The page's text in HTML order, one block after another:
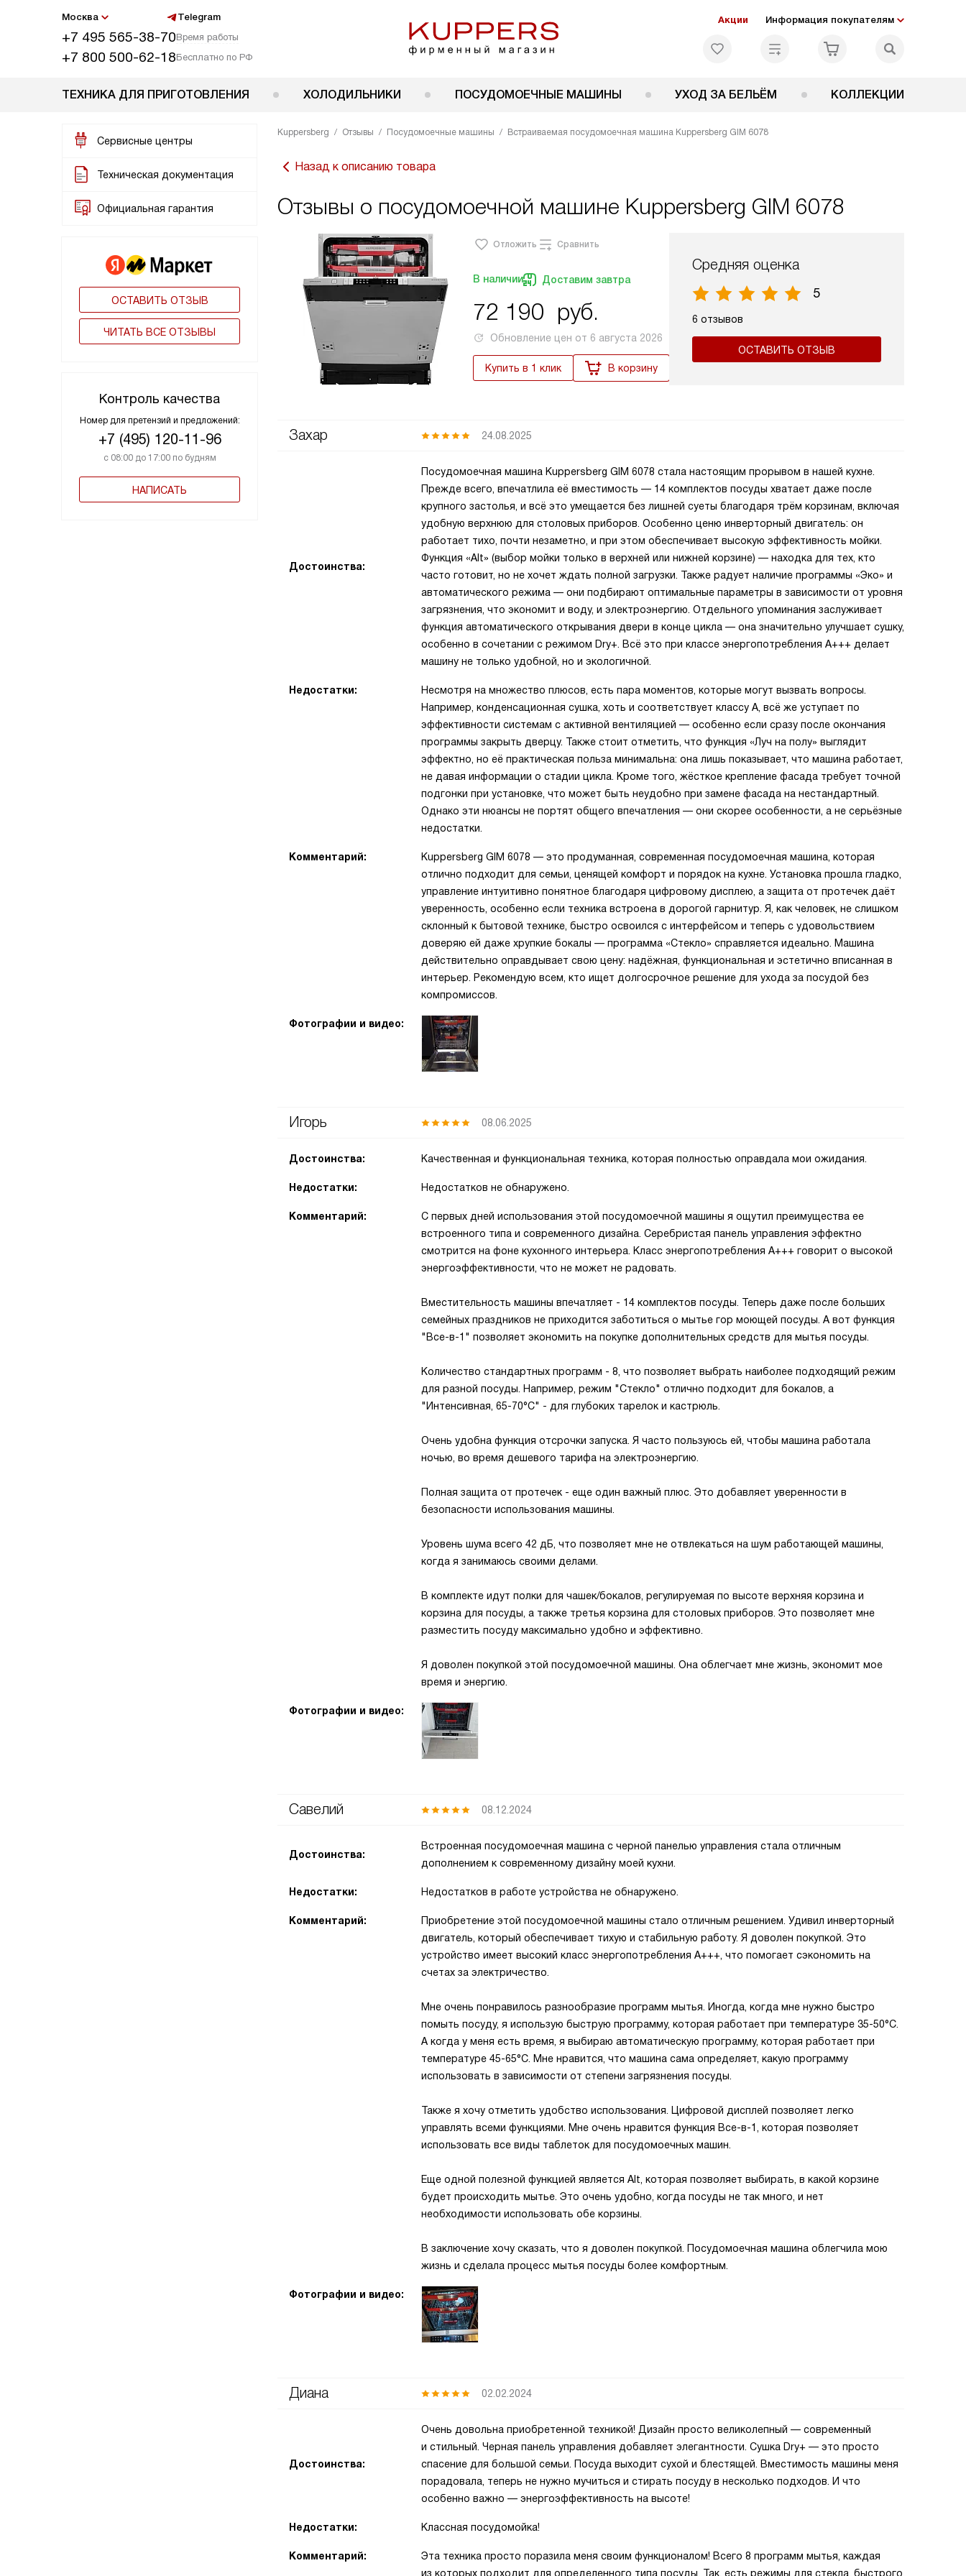
Москва Telegram
+7 495 565-38-70Время работы
+7 800 500-62-18Бесплатно по РФ
Акции Информация покупателям
ТЕХНИКА ДЛЯ ПРИГОТОВЛЕНИЯ ХОЛОДИЛЬНИКИ ПОСУДОМОЕЧНЫЕ МАШИНЫ УХОД ЗА БЕЛЬЁМ КОЛЛЕКЦИИ
Сервисные центры
Техническая документация
Официальная гарантия
ОСТАВИТЬ ОТЗЫВ
ЧИТАТЬ ВСЕ ОТЗЫВЫ
Контроль качества
Номер для претензий и предложений:
+7 (495) 120-11-96
с 08:00 до 17:00 по будням
НАПИСАТЬ
Kuppersberg Отзывы Посудомоечные машины Встраиваемая посудомоечная машина Kuppersberg GIM 6078
Назад к описанию товара
Отзывы о посудомоечной машине Kuppersberg GIM 6078
Отложить Сравнить
В наличии Доставим завтра
72 190 руб.
Обновление цен от 6 августа 2026
Купить в 1 клик В корзину
Средняя оценка
5
6 отзывов
ОСТАВИТЬ ОТЗЫВ
Захар 24.08.2025
Достоинства:
Посудомоечная машина Kuppersberg GIM 6078 стала настоящим прорывом в нашей кухне.
Прежде всего, впечатлила её вместимость — 14 комплектов посуды хватает даже после
крупного застолья, и всё это умещается без лишней суеты благодаря трём корзинам, включая
удобную верхнюю для столовых приборов. Особенно ценю инверторный двигатель: он
работает тихо, почти незаметно, и при этом обеспечивает высокую эффективность мойки.
Функция «Alt» (выбор мойки только в верхней или нижней корзине) — находка для тех, кто
часто готовит, но не хочет ждать полной загрузки. Также радует наличие программы «Эко» и
автоматического режима — они подбирают оптимальные параметры в зависимости от уровня
загрязнения, что экономит и воду, и электроэнергию. Отдельного упоминания заслуживает
функция автоматического открывания двери в конце цикла — она значительно улучшает сушку,
особенно в сочетании с режимом Dry+. Всё это при классе энергопотребления A+++ делает
машину не только удобной, но и экологичной.
Недостатки:
Несмотря на множество плюсов, есть пара моментов, которые могут вызвать вопросы.
Например, конденсационная сушка, хоть и соответствует классу A, всё же уступает по
эффективности системам с активной вентиляцией — особенно если сразу после окончания
программы закрыть дверцу. Также стоит отметить, что функция «Луч на полу» выглядит
эффектно, но её практическая польза минимальна: она лишь показывает, что машина работает,
не давая информации о стадии цикла. Кроме того, жёсткое крепление фасада требует точной
подгонки при установке, что может быть неудобно при замене фасада на нестандартный.
Однако эти нюансы не портят общего впечатления — они скорее особенности, а не серьёзные
недостатки.
Комментарий:
Kuppersberg GIM 6078 — это продуманная, современная посудомоечная машина, которая
отлично подходит для семьи, ценящей комфорт и порядок на кухне. Установка прошла гладко,
управление интуитивно понятное благодаря цифровому дисплею, а защита от протечек даёт
уверенность, особенно если техника встроена в дорогой гарнитур. Я, как человек, не слишком
склонный к бытовой технике, быстро освоился с интерфейсом и теперь с удовольствием
доверяю ей даже хрупкие бокалы — программа «Стекло» справляется идеально. Машина
действительно оправдывает свою цену: надёжная, функциональная и эстетично вписанная в
интерьер. Рекомендую всем, кто ищет долгосрочное решение для ухода за посудой без
компромиссов.
Фотографии и видео:
Игорь 08.06.2025
Достоинства: Качественная и функциональная техника, которая полностью оправдала мои ожидания.
Недостатки: Недостатков не обнаружено.
Комментарий:
С первых дней использования этой посудомоечной машины я ощутил преимущества ее
встроенного типа и современного дизайна. Серебристая панель управления эффектно
смотрится на фоне кухонного интерьера. Класс энергопотребления A+++ говорит о высокой
энергоэффективности, что не может не радовать.
Вместительность машины впечатляет - 14 комплектов посуды. Теперь даже после больших
семейных праздников не приходится заботиться о мытье гор моющей посуды. А вот функция
"Все-в-1" позволяет экономить на покупке дополнительных средств для мытья посуды.
Количество стандартных программ - 8, что позволяет выбрать наиболее подходящий режим
для разной посуды. Например, режим "Стекло" отлично подходит для бокалов, а
"Интенсивная, 65-70°С" - для глубоких тарелок и кастрюль.
Очень удобна функция отсрочки запуска. Я часто пользуюсь ей, чтобы машина работала
ночью, во время дешевого тарифа на электроэнергию.
Полная защита от протечек - еще один важный плюс. Это добавляет уверенности в
безопасности использования машины.
Уровень шума всего 42 дБ, что позволяет мне не отвлекаться на шум работающей машины,
когда я занимаюсь своими делами.
В комплекте идут полки для чашек/бокалов, регулируемая по высоте верхняя корзина и
корзина для посуды, а также третья корзина для столовых приборов. Это позволяет мне
разместить посуду максимально удобно и эффективно.
Я доволен покупкой этой посудомоечной машины. Она облегчает мне жизнь, экономит мое
время и энергию.
Фотографии и видео:
Савелий 08.12.2024
Достоинства:
Встроенная посудомоечная машина с черной панелью управления стала отличным
дополнением к современному дизайну моей кухни.
Недостатки: Недостатков в работе устройства не обнаружено.
Комментарий:
Приобретение этой посудомоечной машины стало отличным решением. Удивил инверторный
двигатель, который обеспечивает тихую и стабильную работу. Я доволен покупкой. Это
устройство имеет высокий класс энергопотребления A+++, что помогает сэкономить на
счетах за электричество.
Мне очень понравилось разнообразие программ мытья. Иногда, когда мне нужно быстро
помыть посуду, я использую быструю программу, которая работает при температуре 35-50°С.
А когда у меня есть время, я выбираю автоматическую программу, которая работает при
температуре 45-65°С. Мне нравится, что машина сама определяет, какую программу
использовать в зависимости от степени загрязнения посуды.
Также я хочу отметить удобство использования. Цифровой дисплей позволяет легко
управлять всеми функциями. Мне очень нравится функция Все-в-1, которая позволяет
использовать все виды таблеток для посудомоечных машин.
Еще одной полезной функцией является Alt, которая позволяет выбирать, в какой корзине
будет происходить мытье. Это очень удобно, когда посуды не так много, и нет
необходимости использовать обе корзины.
В заключение хочу сказать, что я доволен покупкой. Посудомоечная машина облегчила мою
жизнь и сделала процесс мытья посуды более комфортным.
Фотографии и видео:
Диана 02.02.2024
Достоинства:
Очень довольна приобретенной техникой! Дизайн просто великолепный — современный
и стильный. Черная панель управления добавляет элегантности. Сушка Dry+ — это просто
спасение для большой семьи. Посуда выходит сухой и блестящей. Вместимость машины меня
порадовала, теперь не нужно мучиться и стирать посуду в несколько подходов. И что
особенно важно — энергоэффективность на высоте!
Недостатки: Классная посудомойка!
Комментарий:
Эта техника просто поразила меня своим функционалом! Всего 8 программ мытья, каждая
из которых подходит для определенного типа посуды. Так, есть режимы для стекла, быстрого